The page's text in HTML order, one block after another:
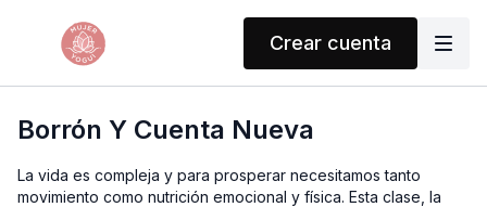
Crear cuenta
Borrón Y Cuenta Nueva
La vida es compleja y para prosperar necesitamos tanto
movimiento como nutrición emocional y física. Esta clase, la